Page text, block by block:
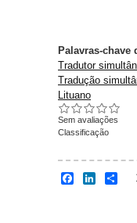
Palavras-chave
Tradutor
Tradução
Lituano
Sem avaliações
Classificação